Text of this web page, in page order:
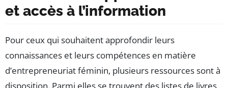
et accès à l’information
Pour ceux qui souhaitent approfondir leurs
connaissances et leurs compétences en matière
d’entrepreneuriat féminin, plusieurs ressources sont à